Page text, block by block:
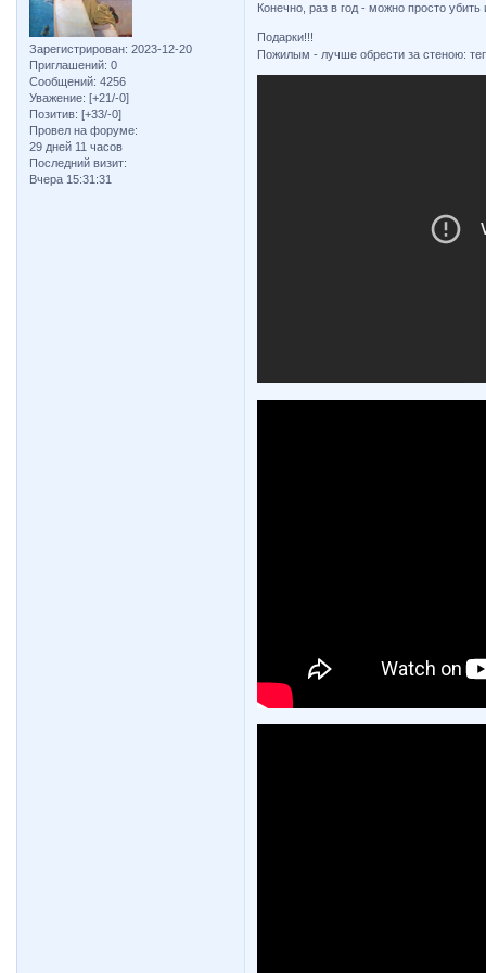
Зарегистрирован: 2023-12-20
Приглашений: 0
Сообщений: 4256
Уважение: [+21/-0]
Позитив: [+33/-0]
Провел на форуме:
29 дней 11 часов
Последний визит:
Вчера 15:31:31
Конечно, раз в год - можно просто
Подарки!!!
Пожилым - лучше обрести за стеною: